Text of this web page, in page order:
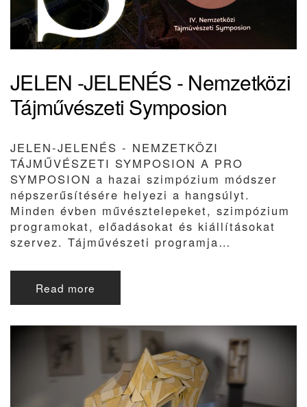
JELEN -JELENÉS - Nemzetközi
Tájművészeti Symposion
JELEN-JELENÉS - NEMZETKÖZI
TÁJMŰVÉSZETI SYMPOSION A PRO
SYMPOSION a hazai szimpózium módszer
népszerűsítésére helyezi a hangsúlyt.
Minden évben művésztelepeket, szimpózium
programokat, előadásokat és kiállításokat
szervez. Tájművészeti programja…
Read more